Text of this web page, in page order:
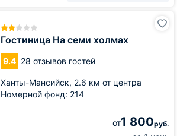
Гостиница На семи холмах
9.4 28 отзывов гостей
Ханты-Мансийск, 2.6 км от центра
Номерной фонд: 214
от1 800руб.